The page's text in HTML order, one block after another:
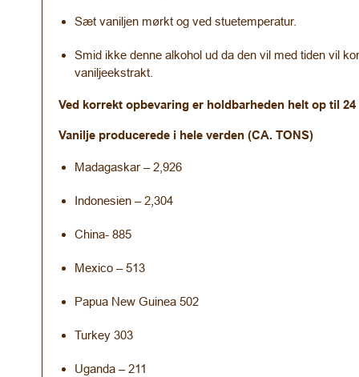
Sæt vaniljen mørkt og ved stuetemperatur.
Smid ikke denne alkohol ud da den vil med tiden vil
vaniljeekstrakt.
Ved korrekt opbevaring er holdbarheden helt op til 24
Vanilje producerede i hele verden (CA. TONS)
Madagaskar – 2,926
Indonesien – 2,304
China- 885
Mexico – 513
Papua New Guinea 502
Turkey 303
Uganda – 211